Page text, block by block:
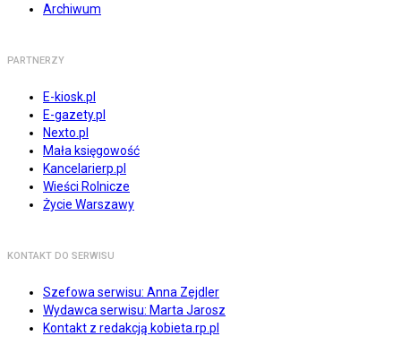
Archiwum
PARTNERZY
E-kiosk.pl
E-gazety.pl
Nexto.pl
Mała księgowość
Kancelarierp.pl
Wieści Rolnicze
Życie Warszawy
KONTAKT DO SERWISU
Szefowa serwisu: Anna Zejdler
Wydawca serwisu: Marta Jarosz
Kontakt z redakcją kobieta.rp.pl